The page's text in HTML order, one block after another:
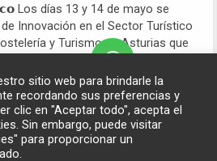
Los días 13 y 14 de mayo se
Innovación en el Sector Turístico
y Turismo en Asturias que
sitio web para brindarle la
recordando sus preferencias y
clic en "Aceptar todo", acepta el
Sin embargo, puede visitar
para proporcionar un